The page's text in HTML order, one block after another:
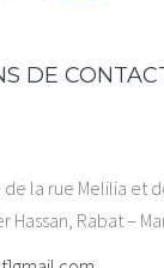
DE
de la rue Melilia et
Hassan, Rabat –